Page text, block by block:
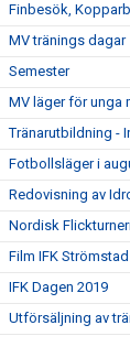
Finbesök,
MV tränings dagar
Semester
MV läger för unga
Tränarutbildning -
Fotbollsläger i
Redovisning av
Nordisk
Film IFK
IFK Dagen 2019
Utförsäljning av